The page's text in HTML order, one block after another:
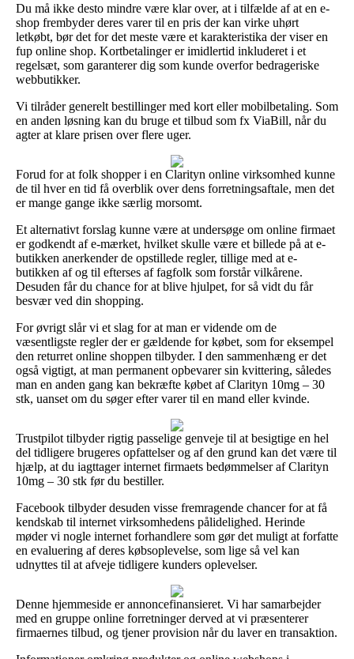
Du må ikke desto mindre være klar over, at i tilfælde af at en e-
shop frembyder deres varer til en pris der kan virke uhørt
letkøbt, bør det for det meste være et karakteristika der viser en
fup online shop. Kortbetalinger er imidlertid inkluderet i et
regelsæt, som garanterer dig som kunde overfor bedrageriske
webbutikker.
Vi tilråder generelt bestillinger med kort eller mobilbetaling. Som
en anden løsning kan du bruge et tilbud som fx ViaBill, når du
agter at klare prisen over flere uger.
Forud for at folk shopper i en Clarityn online virksomhed kunne
de til hver en tid få overblik over dens forretningsaftale, men det
er mange gange ikke særlig morsomt.
Et alternativt forslag kunne være at undersøge om online firmaet
er godkendt af e-mærket, hvilket skulle være et billede på at e-
butikken anerkender de opstillede regler, tillige med at e-
butikken af og til efterses af fagfolk som forstår vilkårene.
Desuden får du chance for at blive hjulpet, for så vidt du får
besvær ved din shopping.
For øvrigt slår vi et slag for at man er vidende om de
væsentligste regler der er gældende for købet, som for eksempel
den returret online shoppen tilbyder. I den sammenhæng er det
også vigtigt, at man permanent opbevarer sin kvittering, således
man en anden gang kan bekræfte købet af Clarityn 10mg – 30
stk, uanset om du søger efter varer til en mand eller kvinde.
Trustpilot tilbyder rigtig passelige genveje til at besigtige en hel
del tidligere brugeres opfattelser og af den grund kan det være til
hjælp, at du iagttager internet firmaets bedømmelser af Clarityn
10mg – 30 stk før du bestiller.
Facebook tilbyder desuden visse fremragende chancer for at få
kendskab til internet virksomhedens pålidelighed. Herinde
møder vi nogle internet forhandlere som gør det muligt at forfatte
en evaluering af deres købsoplevelse, som lige så vel kan
udnyttes til at afveje tidligere kunders oplevelser.
Denne hjemmeside er annoncefinansieret. Vi har samarbejder
med en gruppe online forretninger derved at vi præsenterer
firmaernes tilbud, og tjener provision når du laver en transaktion.